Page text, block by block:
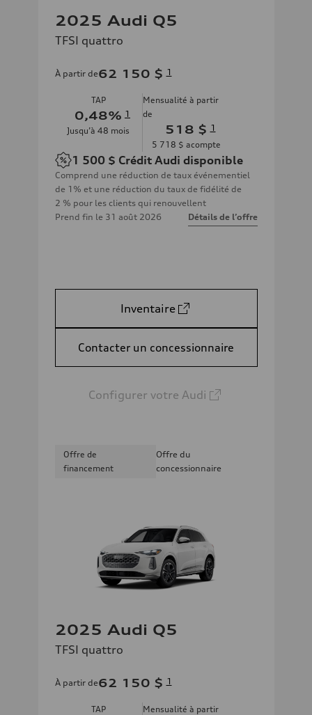
2025 Audi Q5
TFSI quattro
À partir de62 150 $ 1
TAP
0,48% 1
Jusqu’à 48 mois
Mensualité à partir
de
518 $ 1
5 718 $ acompte
1 500 $ Crédit Audi disponible
Comprend une réduction de taux événementiel
de 1% et une réduction du taux de fidélité de
2 % pour les clients qui renouvellent
Prend fin le 31 août 2026 Détails de l’offre
Inventaire
Contacter un concessionnaire
Configurer votre Audi
Offre de
financement
Offre du
concessionnaire
2025 Audi Q5
TFSI quattro
À partir de62 150 $ 1
TAP
Mensualité à partir